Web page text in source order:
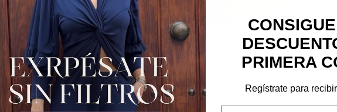
Camisa Victoria marrón
19,90€
PRIMERA
Regístrate para